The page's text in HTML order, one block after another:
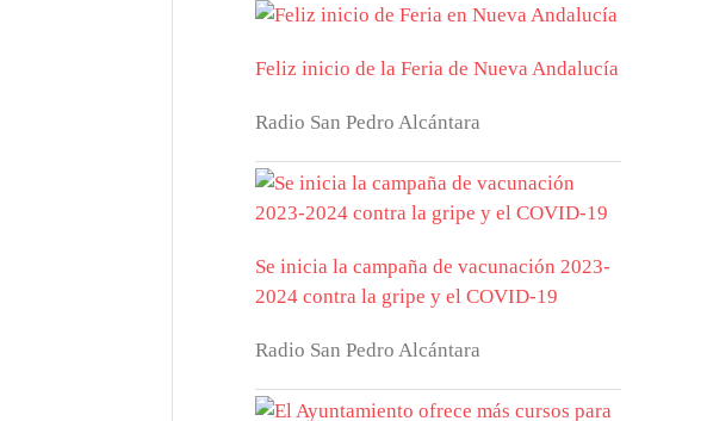
Feliz inicio de la Feria de Nueva Andalucía
Radio San Pedro Alcántara
Se inicia la campaña de vacunación 2023-
2024 contra la gripe y el COVID-19
Radio San Pedro Alcántara